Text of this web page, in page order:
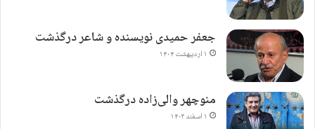
جعفر حمیدی نویسنده و شاعر درگذشت
۱ اردیبهشت ۱۴۰۴
منوچهر والی‌زاده درگذشت
۱ اسفند ۱۴۰۳